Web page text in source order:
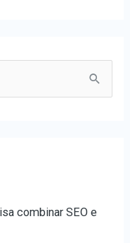
combinar SEO e